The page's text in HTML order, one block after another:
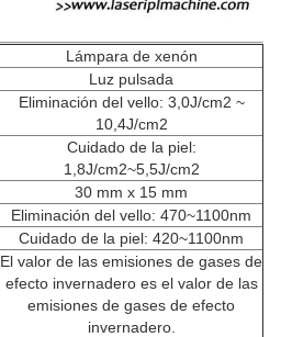
Lámpara de xenón
Luz pulsada
Eliminación del vello: 3,0J/cm2 ~
10,4J/cm2
Cuidado de la piel:
1,8J/cm2~5,5J/cm2
30 mm x 15 mm
Eliminación del vello: 470~1100nm
Cuidado de la piel: 420~1100nm
El valor de las emisiones de gases de
efecto invernadero es el valor de las
emisiones de gases de efecto
invernadero.